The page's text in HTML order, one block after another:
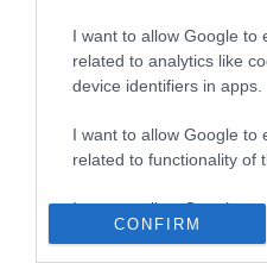
I want to allow Google to
related to analytics like
device identifiers in apps.
I want to allow Google to
related to functionality of
I want to allow Google to
related to personalization.
CONFIRM
Vizes Eb - Megvan az
Betlehem Dávid nyerte a
Magyar Péter: Tízéves
top
top